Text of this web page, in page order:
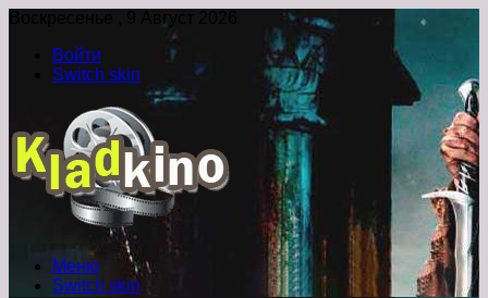
Воскресенье , 9 Август 2026
Войти
Switch skin
Меню
Switch skin